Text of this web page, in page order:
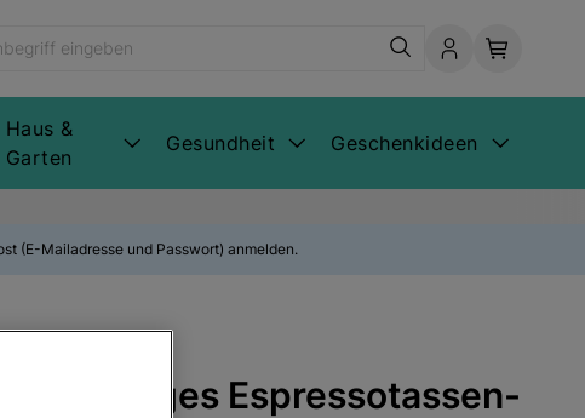
Haus &
Garten
Gesundheit Geschenkideen
(E-Mailadresse und Passwort) anmelden.
4-teiliges Espressotassen-